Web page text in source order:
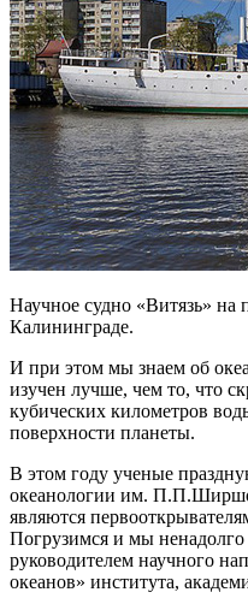
Научное судно «Витязь» на
Калининграде.
И при этом мы знаем об
изучен лучше, чем то, что
кубических километров
поверхности планеты.
В этом году ученые
океанологии им.
являются
Погрузимся и мы
руководителем научного
океанов» института,